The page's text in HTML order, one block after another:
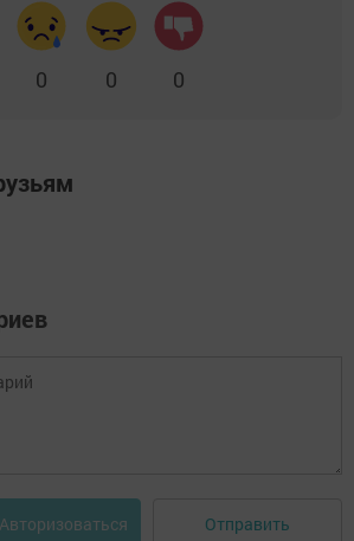
0 0 0
Авторизоваться Отправить